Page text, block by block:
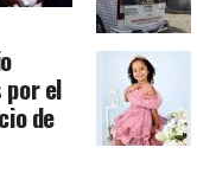
por el
de